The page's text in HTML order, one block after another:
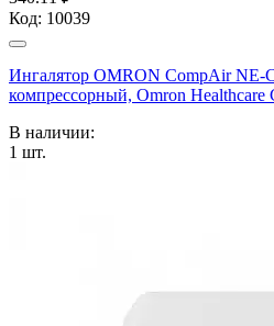
Код: 10039
Ингалятор OMRON CompAir NE-
компрессорный, Omron
В наличии:
1 шт.